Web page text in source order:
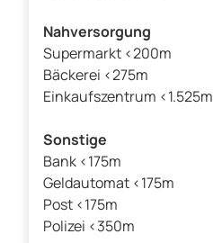
Nahversorgung
Supermarkt <200m
Bäckerei <275m
Einkaufszentrum <1.525m
Sonstige
Bank <175m
Geldautomat <175m
Post <175m
Polizei <350m